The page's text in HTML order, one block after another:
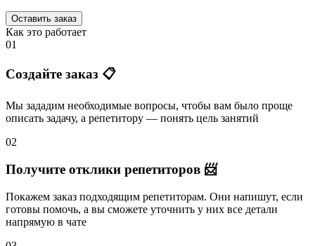
Оставить заказ
Как это работает
01
Создайте заказ 📋
Мы зададим необходимые вопросы, чтобы вам было проще
описать задачу, а репетитору — понять цель занятий
02
Получите отклики репетиторов 📨
Покажем заказ подходящим репетиторам. Они напишут, если
готовы помочь, а вы сможете уточнить у них все детали
напрямую в чате